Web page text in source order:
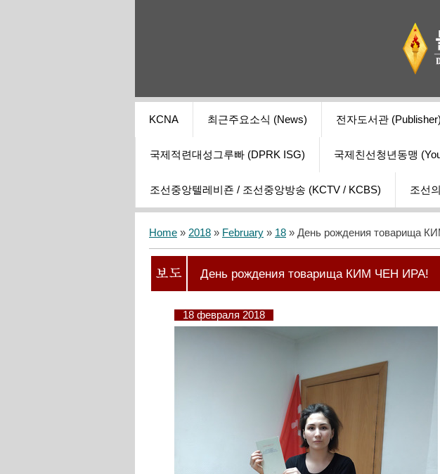
KCNA 최근주요소식 (News) 전자도서관 (Publisher)
국제적련대성그루빠 (DPRK ISG) 국제친선청년동맹
조선중앙텔레비죤 / 조선중앙방송 (KCTV / KCBS) 조선
Home » 2018 » February » 18 » День рождения товарища
День рождения товарища КИМ ЧЕН ИРА!
18 февраля 2018